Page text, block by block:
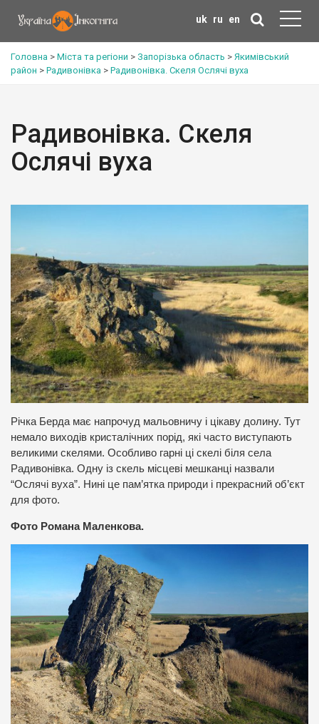
uk ru en
Головна > Міста та регіони > Запорізька область > Якимівський
район > Радивонівка > Радивонівка. Скеля Ослячі вуха
Радивонівка. Скеля
Ослячі вуха
Річка Берда має напрочуд мальовничу і цікаву долину. Тут
немало виходів кристалічних порід, які часто виступають
великими скелями. Особливо гарні ці скелі біля села
Радивонівка. Одну із скель місцеві мешканці назвали
“Ослячі вуха”. Нині це пам’ятка природи і прекрасний об’єкт
для фото.
Фото Романа Маленкова.